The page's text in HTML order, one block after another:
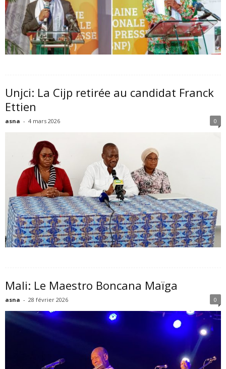
Unjci: La Cijp retirée au candidat Franck
Ettien
asna - 4 mars 2026 0
Mali: Le Maestro Boncana Maïga
asna - 28 février 2026 0